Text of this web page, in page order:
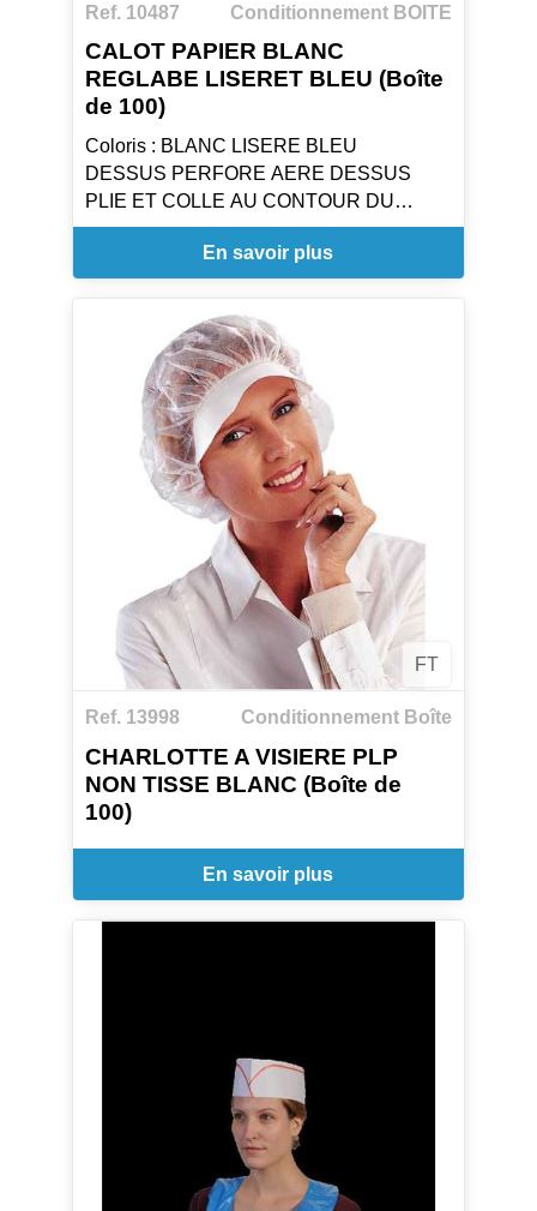
Ref. 10487 Conditionnement BOITE
CALOT PAPIER BLANC
REGLABE LISERET BLEU (Boîte
de 100)
Coloris : BLANC LISERE BLEU
DESSUS PERFORE AERE DESSUS
PLIE ET COLLE AU CONTOUR DU
CALOT
TOUR DE TETE REGLABLE
Taille : Taille Unique
En savoir plus
FT
Ref. 13998 Conditionnement Boîte
CHARLOTTE A VISIERE PLP
NON TISSE BLANC (Boîte de
100)
En savoir plus